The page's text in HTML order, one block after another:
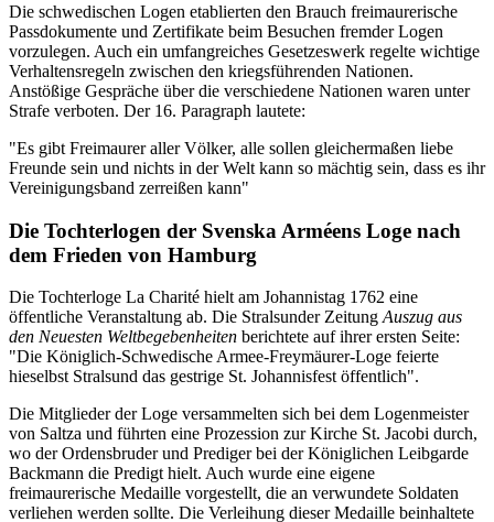
Die schwedischen Logen etablierten den Brauch freimaurerische
Passdokumente und Zertifikate beim Besuchen fremder Logen
vorzulegen. Auch ein umfangreiches Gesetzeswerk regelte wichtige
Verhaltensregeln zwischen den kriegsführenden Nationen.
Anstößige Gespräche über die verschiedene Nationen waren unter
Strafe verboten. Der 16. Paragraph lautete:
"Es gibt Freimaurer aller Völker, alle sollen gleichermaßen liebe
Freunde sein und nichts in der Welt kann so mächtig sein, dass es ihr
Vereinigungsband zerreißen kann"
Die Tochterlogen der Svenska Arméens Loge nach
dem Frieden von Hamburg
Die Tochterloge La Charité hielt am Johannistag 1762 eine
öffentliche Veranstaltung ab. Die Stralsunder Zeitung Auszug aus
den Neuesten Weltbegebenheiten berichtete auf ihrer ersten Seite:
"Die Königlich-Schwedische Armee-Freymäurer-Loge feierte
hieselbst Stralsund das gestrige St. Johannisfest öffentlich".
Die Mitglieder der Loge versammelten sich bei dem Logenmeister
von Saltza und führten eine Prozession zur Kirche St. Jacobi durch,
wo der Ordensbruder und Prediger bei der Königlichen Leibgarde
Backmann die Predigt hielt. Auch wurde eine eigene
freimaurerische Medaille vorgestellt, die an verwundete Soldaten
verliehen werden sollte. Die Verleihung dieser Medaille beinhaltete